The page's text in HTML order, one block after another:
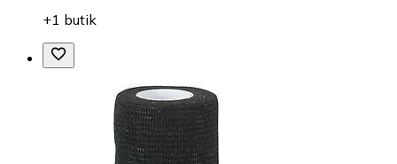
+1 butik